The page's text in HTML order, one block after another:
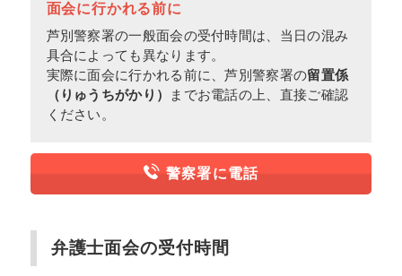
面会に行かれる前に
芦別警察署の一般面会の受付時間は、当日の混み
具合によっても異なります。
実際に面会に行かれる前に、芦別警察署の留置係
（りゅうちがかり）
までお電話の上、直接ご確認
ください。
警察署に電話
弁護士面会の受付時間